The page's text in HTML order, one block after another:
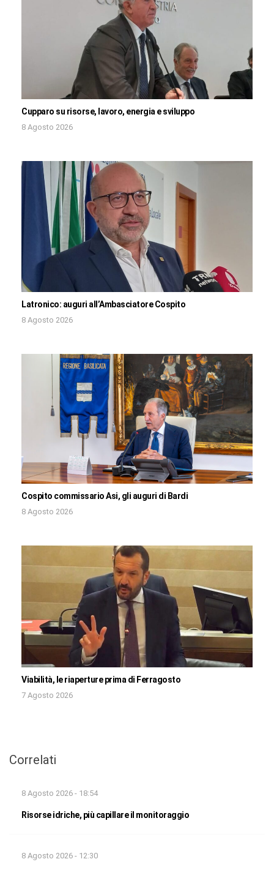
Cupparo su risorse, lavoro, energia e sviluppo
8 Agosto 2026
Latronico: auguri all’Ambasciatore Cospito
8 Agosto 2026
Cospito commissario Asi, gli auguri di Bardi
8 Agosto 2026
Viabilità, le riaperture prima di Ferragosto
7 Agosto 2026
Correlati
8 Agosto 2026 - 18:54
Risorse idriche, più capillare il monitoraggio
8 Agosto 2026 - 12:30